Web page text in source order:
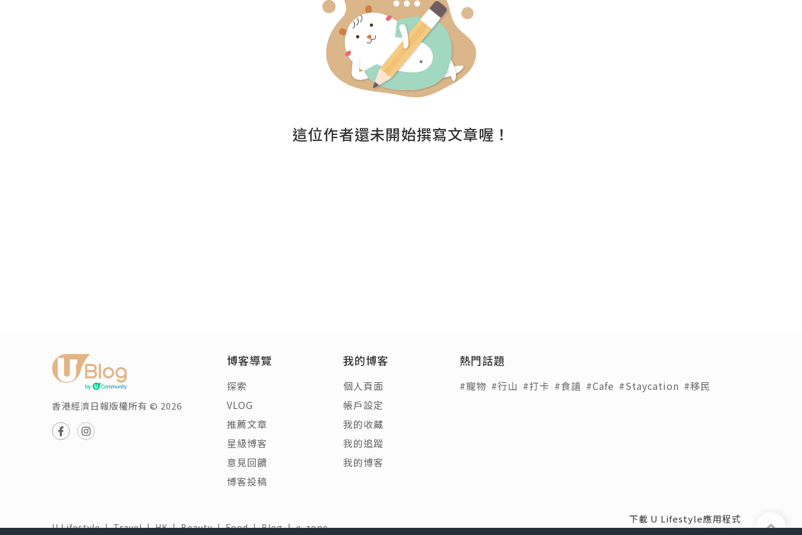
這位作者還未開始撰寫文章喔！
香港經濟日報版權所有 © 2026
博客導覽
探索
VLOG
推薦文章
星級博客
意見回饋
博客投稿
我的博客
個人頁面
帳戶設定
我的收藏
我的追蹤
我的博客
熱門話題
#寵物 #行山 #打卡 #食譜 #Cafe #Staycation #移民
U Lifestyle|Travel|HK|Beauty|Food|Blog|e-zone
下載 U Lifestyle應用程式